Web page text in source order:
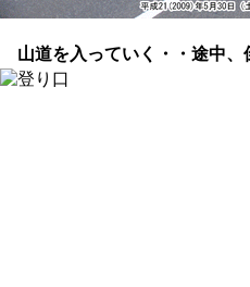
山道を入っていく・・途中